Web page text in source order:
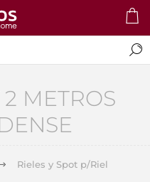
METROS
Rieles y Spot p/Riel